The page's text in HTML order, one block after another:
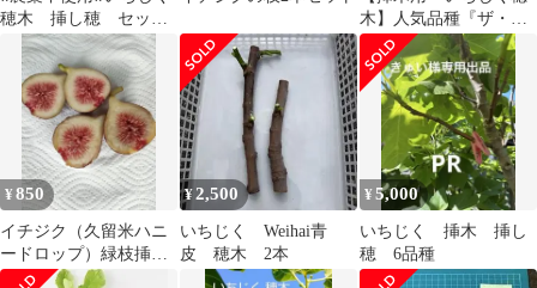
穂木 挿し穂 セッ
ト 2 本 ドーフィン
木】人気品種『ザ・キ
ング』6本セット【匿名
発送】
¥850
イチジク（久留米ハニ
ードロップ）緑枝挿
し・緑枝接ぎ用穂木2本
¥2,500
いちじく Weihai青
皮 穂木 2本
¥5,000
いちじく 挿木 挿し
穂 6品種